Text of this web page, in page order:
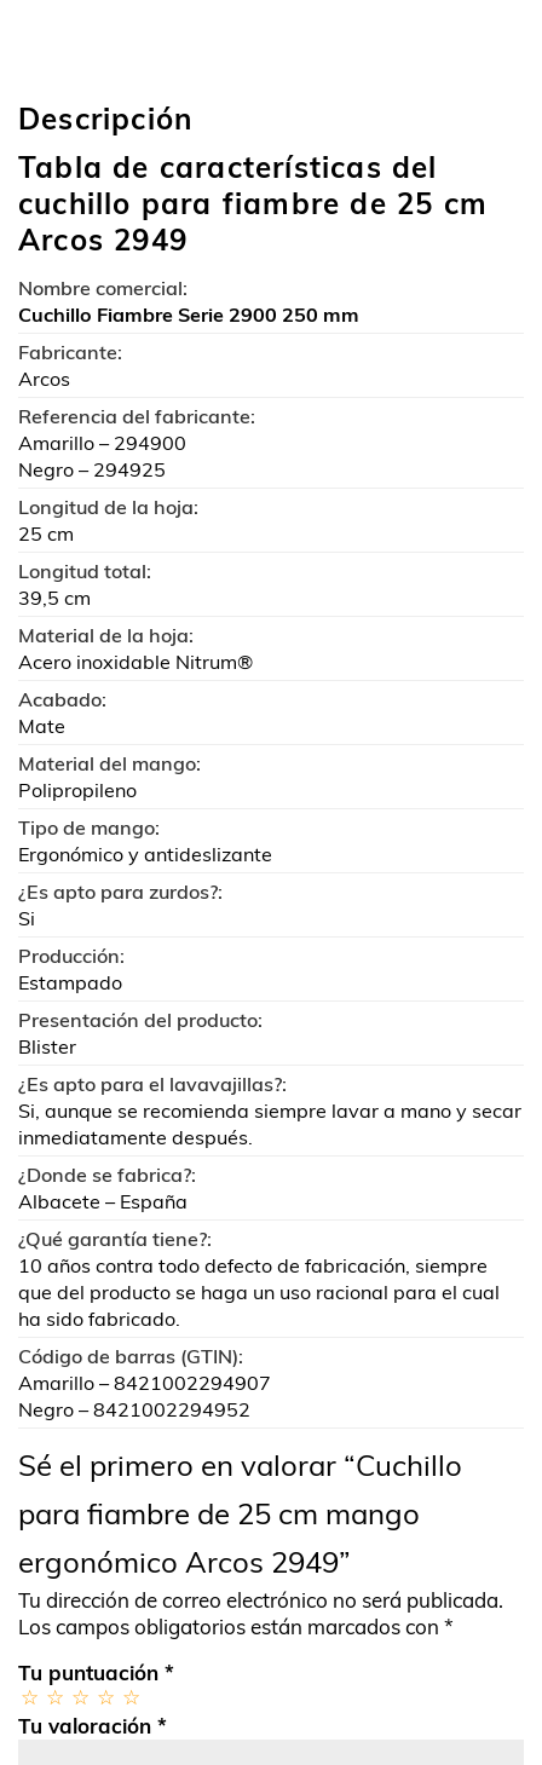
Descripción
Tabla de características del
cuchillo para fiambre de 25 cm
Arcos 2949
Nombre comercial:
Cuchillo Fiambre Serie 2900 250 mm
Fabricante:
Arcos
Referencia del fabricante:
Amarillo – 294900
Negro – 294925
Longitud de la hoja:
25 cm
Longitud total:
39,5 cm
Material de la hoja:
Acero inoxidable Nitrum®
Acabado:
Mate
Material del mango:
Polipropileno
Tipo de mango:
Ergonómico y antideslizante
¿Es apto para zurdos?:
Si
Producción:
Estampado
Presentación del producto:
Blister
¿Es apto para el lavavajillas?:
Si, aunque se recomienda siempre lavar a mano y secar
inmediatamente después.
¿Donde se fabrica?:
Albacete – España
¿Qué garantía tiene?:
10 años contra todo defecto de fabricación, siempre
que del producto se haga un uso racional para el cual
ha sido fabricado.
Código de barras (GTIN):
Amarillo – 8421002294907
Negro – 8421002294952
Sé el primero en valorar “Cuchillo
para fiambre de 25 cm mango
ergonómico Arcos 2949”
Tu dirección de correo electrónico no será publicada.
Los campos obligatorios están marcados con *
Tu puntuación *
Tu valoración *